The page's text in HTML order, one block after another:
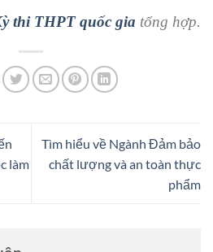
thi THPT quốc gia tổng hợp.
làm
Tìm hiểu về Ngành Đảm bảo
chất lượng và an toàn thực
phẩm